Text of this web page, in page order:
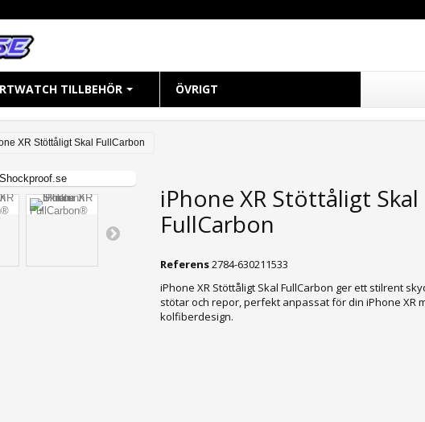
TILLBEHÖR
WATCH
Watch 40mm
Watch 41mm
Watch 44mm
ÖVRIGT
XR Stöttåligt Skal FullCarbon
iPhone XR Stöttåligt Skal
FullCarbon
Referens2784-630211533
iPhone XR Stöttåligt Skal FullCarbon ger ett stilrent
stötar och repor, perfekt anpassat för din iPhone XR
kolfiberdesign.